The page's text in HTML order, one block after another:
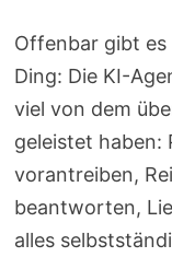
Offenbar gibt
Ding: Die KI-
viel von dem
geleistet haben:
vorantreiben,
beantworten,
alles